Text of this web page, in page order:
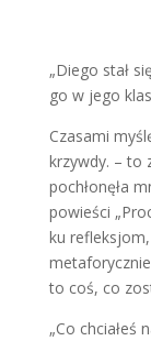
„Diego stał
go w jego
Czasami
krzywdy. – to
pochłonęła
powieści
ku
to coś, co
„Co chciałeś